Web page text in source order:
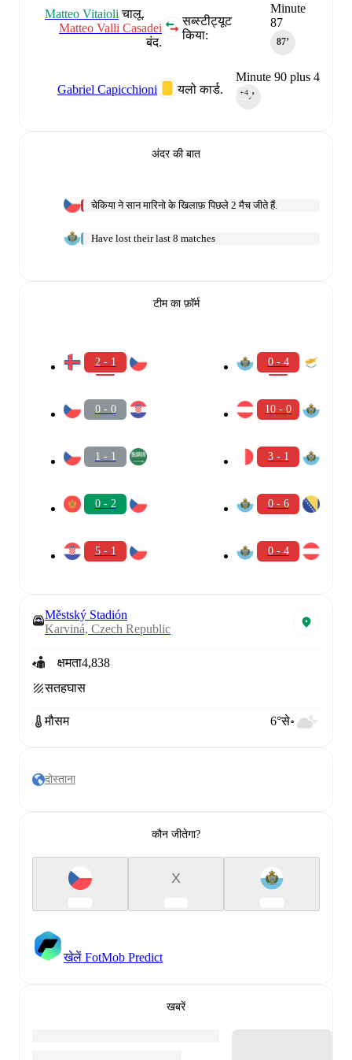
Minute
87
87‎’‎
सब्स्टीट्यूट
किया:
Matteo Vitaioli चालू.
Matteo Valli Casadei
बंद.
Minute 90 plus 4
90‎’‎
+4
यलो कार्ड.
Gabriel Capicchioni
अंदर की बात
चेकिया ने सान मारिनो के खिलाफ़ पिछले 2 मैच जीते हैं.
Have lost their last 8 matches
टीम का फ़ॉर्म
2 - 1
0 - 0
1 - 1
0 - 2
5 - 1
0 - 4
10 - 0
3 - 1
0 - 6
0 - 4
Městský Stadión
Karviná, Czech Republic
क्षमता4,838
सतहघास
मौसम 6°से॰
दोस्ताना
कौन जीतेगा?
X
खेलें FotMob Predict
खबरें